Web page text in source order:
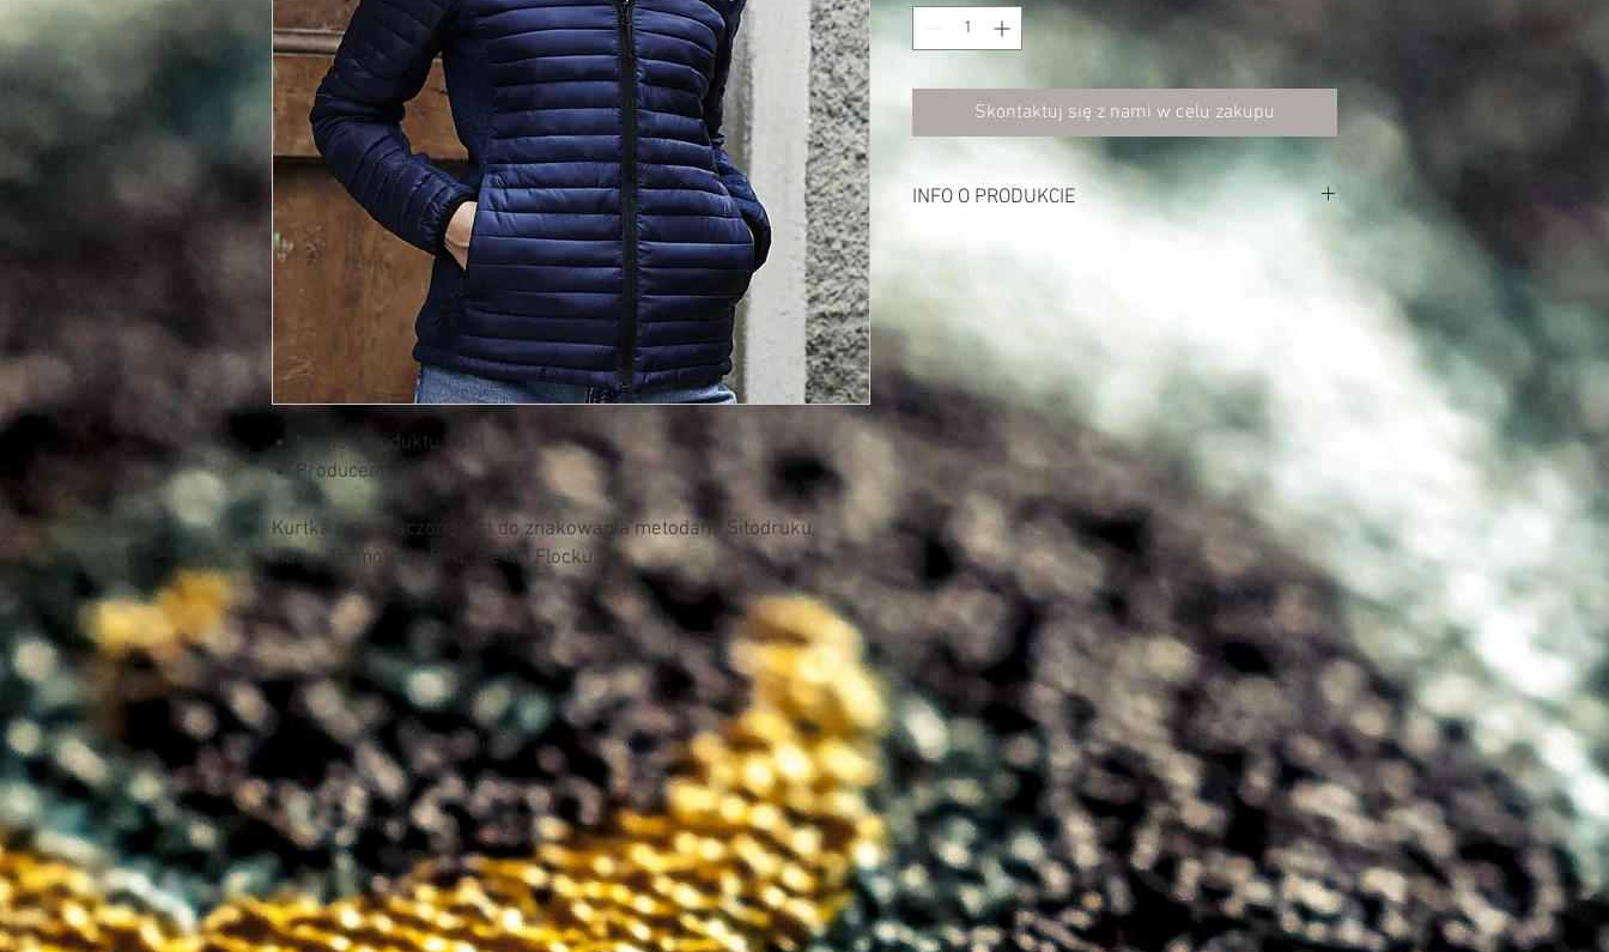
Numer produktu 9611
Producent: TeeJays
Kurtka przeznaczona jest do znakowania metodami Sitodruku,
Haftu, Termotransferu, Flexu i Flocku.
Skontaktuj się z nami w celu zakupu
INFO O PRODUKCIE
Regulowany kaptur
Odwrócone zamki błyskawiczne
2 duże przednie kieszenie, wewnętrzna kieszonka
Elastyczne mankiety
Regulowana lamówka
Dopasowa do sylwetki
Przygotowane do zdobienia